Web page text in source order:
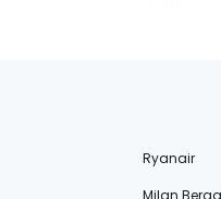
Ryanair
Milan